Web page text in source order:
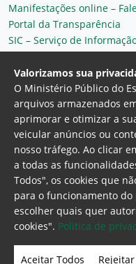
Manifestações online –
Portal da Transparência
SIC – Serviço de
Plantão MP do Ceará
Secretaria Geral
Valorizamos sua
O Ministério Público do
arquivos armazenados
aprimorar e otimizar a
veicular anúncios ou
nosso tráfego. Ao clicar
a todas as
Todos", os cookies que
para o funcionamento do
escolher quais quer
cookies". Politica de
Aceitar Todos